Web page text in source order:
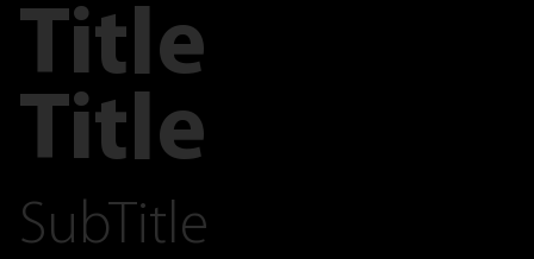
Title
Title
SubTitle